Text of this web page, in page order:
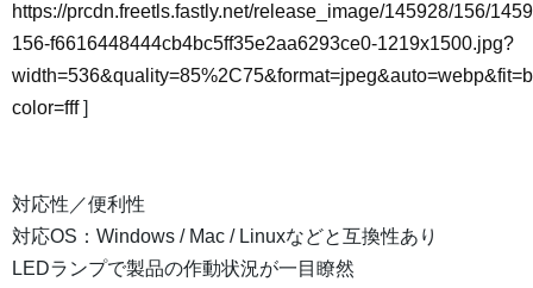
https://prcdn.freetls.fastly.net/release_image/145928/156/
156-f6616448444cb4bc5ff35e2aa6293ce0-1219x1500.jpg?
color=fff]
対応性／便利性
対応OS：Windows / Mac / Linuxなどと互換性あり
LEDランプで製品の作動状況が一目瞭然